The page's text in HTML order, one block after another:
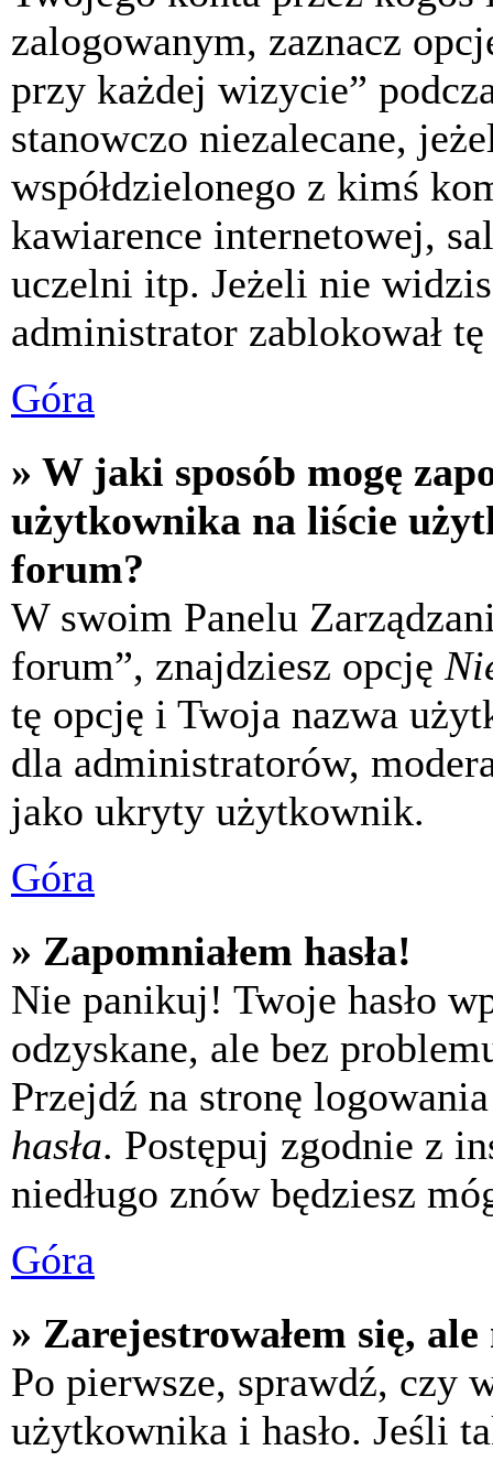
zalogowanym, zaznacz
przy każdej wizycie”
stanowczo niezalecane,
współdzielonego z kimś
kawiarence internetowej,
uczelni itp. Jeżeli nie
administrator zablokował
Góra
» W jaki sposób mogę
użytkownika na liście
forum?
W swoim Panelu
forum”, znajdziesz opcję
tę opcję i Twoja nazwa
dla administratorów,
jako ukryty użytkownik.
Góra
» Zapomniałem hasła!
Nie panikuj! Twoje hasło
odzyskane, ale bez
Przejdź na stronę
hasła. Postępuj zgodnie z
niedługo znów będziesz
Góra
» Zarejestrowałem się,
Po pierwsze, sprawdź, czy
użytkownika i hasło. Jeśli